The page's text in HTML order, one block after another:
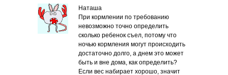
Наташа
При кормлении по требованию
невозможно точно определить
сколько ребенок съел, потому что
ночью кормления могут происходить
достаточно долго, а днем это может
быть и вне дома, как определить?
Если вес набирает хорошо, значит